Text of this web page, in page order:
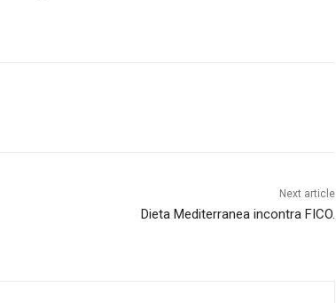
Next article
Dieta Mediterranea incontra FICO.